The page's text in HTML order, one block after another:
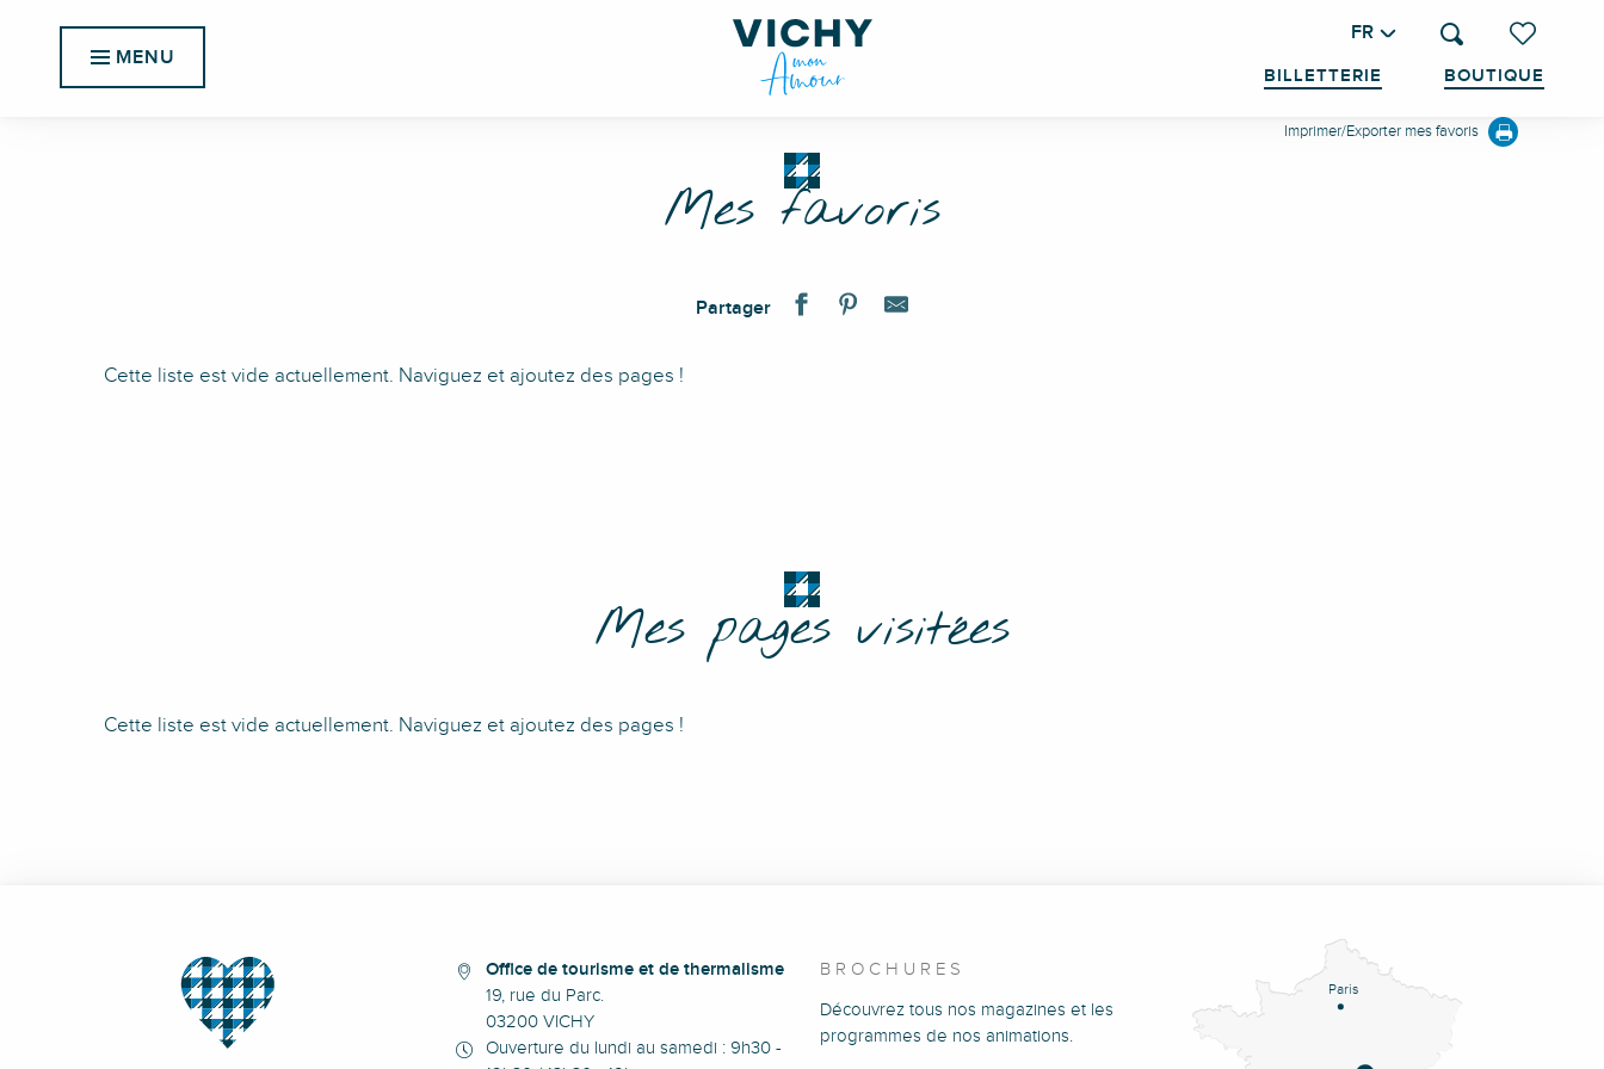
Voir les
Recherche
FR
BILLETTERIE BOUTIQUE
MENU
Accueil Mes favoris
Imprimer/Exporter mes favoris
Mes favoris
Partager
Cette liste est vide actuellement. Naviguez et ajoutez des pages !
Mes pages visitées
Cette liste est vide actuellement. Naviguez et ajoutez des pages !
Office de tourisme et de thermalisme
19, rue du Parc.
03200 VICHY
Ouverture du lundi au samedi : 9h30 -
BROCHURES
Découvrez tous nos magazines et les
programmes de nos animations.
Paris